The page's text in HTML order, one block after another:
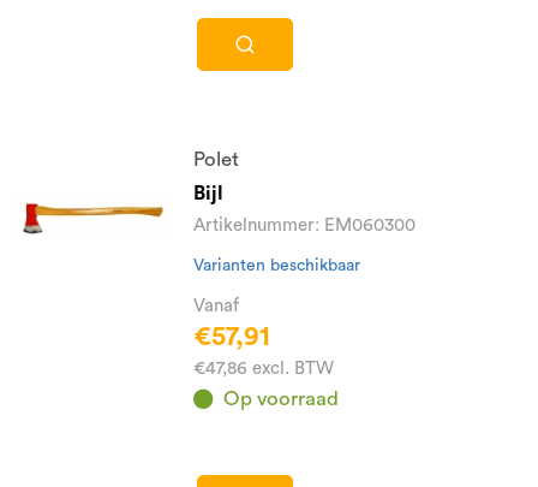
Polet
Bijl
Artikelnummer: EM060300
Varianten beschikbaar
Vanaf
€57,91
€47,86 excl. BTW
Op voorraad